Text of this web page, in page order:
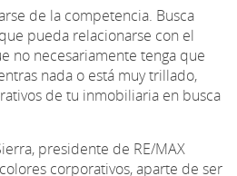
de la competencia. Busca
pueda relacionarse con el
no necesariamente tenga que
nada o está muy trillado,
de tu inmobiliaria en busca
presidente de RE/MAX
corporativos, aparte de ser